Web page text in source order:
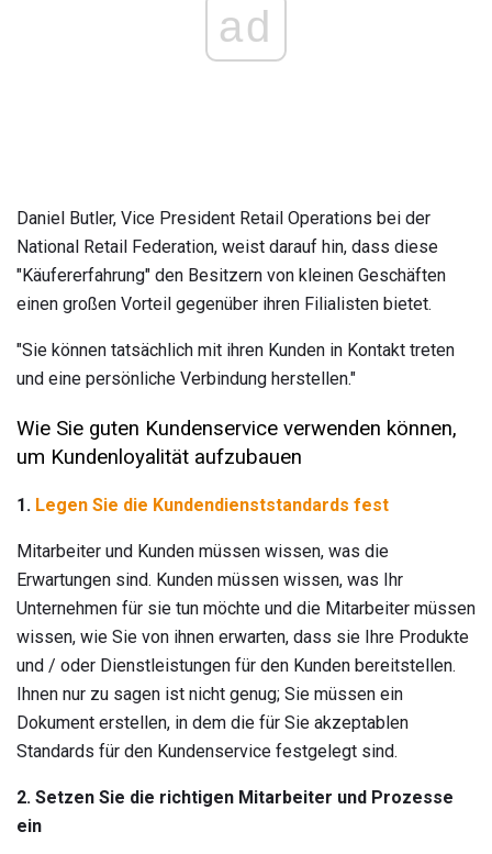
ad
Daniel Butler, Vice President Retail Operations bei der
National Retail Federation, weist darauf hin, dass diese
"Käufererfahrung" den Besitzern von kleinen Geschäften
einen großen Vorteil gegenüber ihren Filialisten bietet.
"Sie können tatsächlich mit ihren Kunden in Kontakt treten
und eine persönliche Verbindung herstellen."
Wie Sie guten Kundenservice verwenden können,
um Kundenloyalität aufzubauen
1. Legen Sie die Kundendienststandards fest
Mitarbeiter und Kunden müssen wissen, was die
Erwartungen sind. Kunden müssen wissen, was Ihr
Unternehmen für sie tun möchte und die Mitarbeiter müssen
wissen, wie Sie von ihnen erwarten, dass sie Ihre Produkte
und / oder Dienstleistungen für den Kunden bereitstellen.
Ihnen nur zu sagen ist nicht genug; Sie müssen ein
Dokument erstellen, in dem die für Sie akzeptablen
Standards für den Kundenservice festgelegt sind.
2. Setzen Sie die richtigen Mitarbeiter und Prozesse
ein